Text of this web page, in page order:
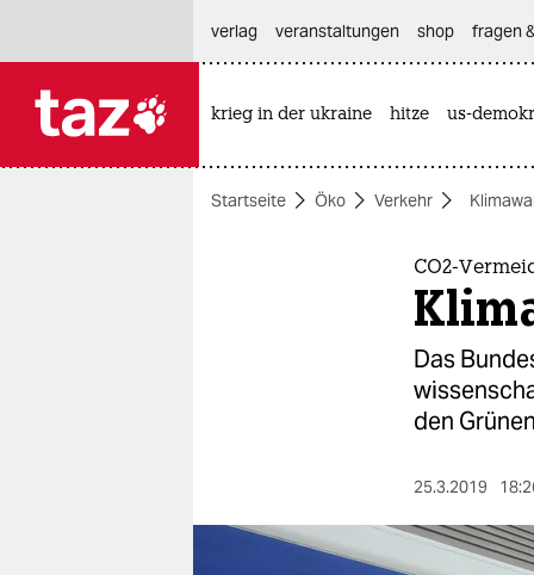
themen
berlin
verlag
veranstaltungen shop fragen
krieg in der ukraine hitze us-
Startseite Öko Verkehr
CO2-
Das
den
25.3.2019